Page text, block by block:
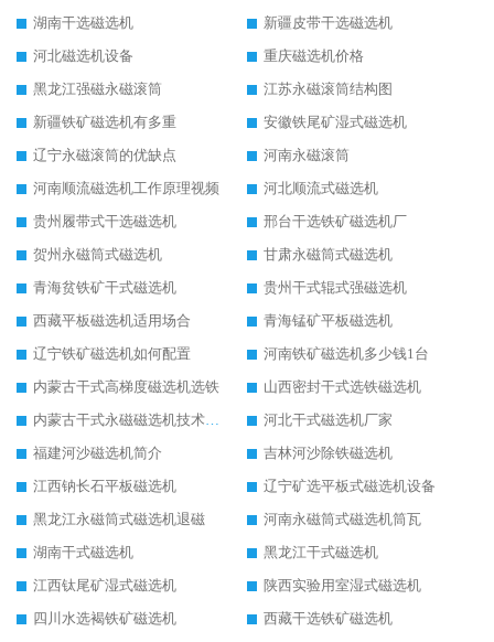
湖南干选磁选机
新疆皮带干选磁选机
河北磁选机设备
重庆磁选机价格
黑龙江强磁永磁滚筒
江苏永磁滚筒结构图
新疆铁矿磁选机有多重
安徽铁尾矿湿式磁选机
辽宁永磁滚筒的优缺点
河南永磁滚筒
河南顺流磁选机工作原理视频
河北顺流式磁选机
贵州履带式干选磁选机
邢台干选铁矿磁选机厂
贺州永磁筒式磁选机
甘肃永磁筒式磁选机
青海贫铁矿干式磁选机
贵州干式辊式强磁选机
西藏平板磁选机适用场合
青海锰矿平板磁选机
辽宁铁矿磁选机如何配置
河南铁矿磁选机多少钱1台
内蒙古干式高梯度磁选机选铁
山西密封干式选铁磁选机
内蒙古干式永磁磁选机技术要求
河北干式磁选机厂家
福建河沙磁选机简介
吉林河沙除铁磁选机
江西钠长石平板磁选机
辽宁矿选平板式磁选机设备
黑龙江永磁筒式磁选机退磁
河南永磁筒式磁选机筒瓦
湖南干式磁选机
黑龙江干式磁选机
江西钛尾矿湿式磁选机
陕西实验用室湿式磁选机
四川水选褐铁矿磁选机
西藏干选铁矿磁选机